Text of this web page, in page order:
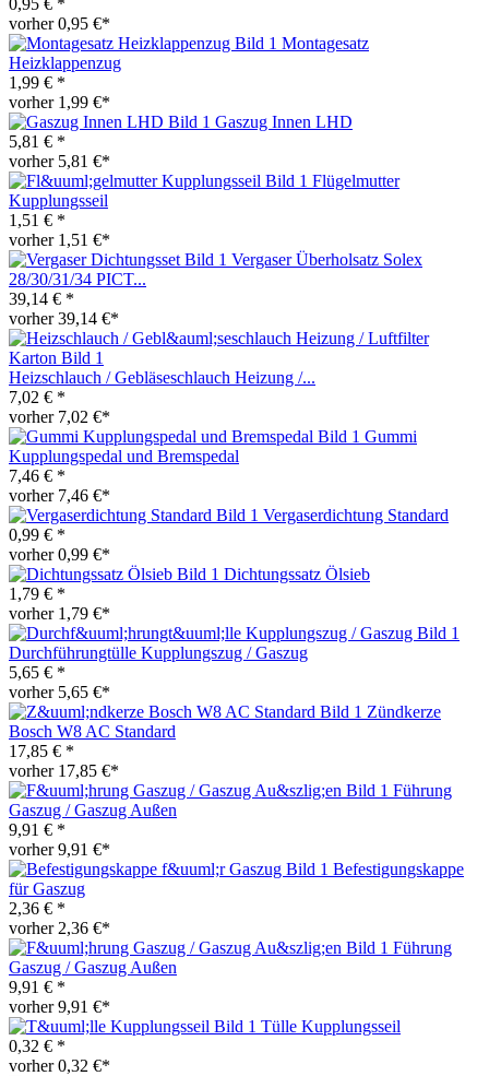
0,95 € *
vorher 0,95 €*
Montagesatz
Heizklappenzug
1,99 € *
vorher 1,99 €*
Gaszug Innen LHD
5,81 € *
vorher 5,81 €*
Flügelmutter
Kupplungsseil
1,51 € *
vorher 1,51 €*
Vergaser Überholsatz Solex
28/30/31/34 PICT...
39,14 € *
vorher 39,14 €*
Heizschlauch / Gebläseschlauch Heizung /...
7,02 € *
vorher 7,02 €*
Gummi
Kupplungspedal und Bremspedal
7,46 € *
vorher 7,46 €*
Vergaserdichtung Standard
0,99 € *
vorher 0,99 €*
Dichtungssatz Ölsieb
1,79 € *
vorher 1,79 €*
Durchführungtülle Kupplungszug / Gaszug
5,65 € *
vorher 5,65 €*
Zündkerze
Bosch W8 AC Standard
17,85 € *
vorher 17,85 €*
Führung
Gaszug / Gaszug Außen
9,91 € *
vorher 9,91 €*
Befestigungskappe
für Gaszug
2,36 € *
vorher 2,36 €*
Führung
Gaszug / Gaszug Außen
9,91 € *
vorher 9,91 €*
Tülle Kupplungsseil
0,32 € *
vorher 0,32 €*